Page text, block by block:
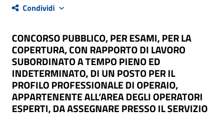
Condividi
CONCORSO PUBBLICO, PER ESAMI, PER LA
COPERTURA, CON RAPPORTO DI LAVORO
SUBORDINATO A TEMPO PIENO ED
INDETERMINATO, DI UN POSTO PER IL
PROFILO PROFESSIONALE DI OPERAIO,
APPARTENENTE ALL’AREA DEGLI OPERATORI
ESPERTI, DA ASSEGNARE PRESSO IL SERVIZIO